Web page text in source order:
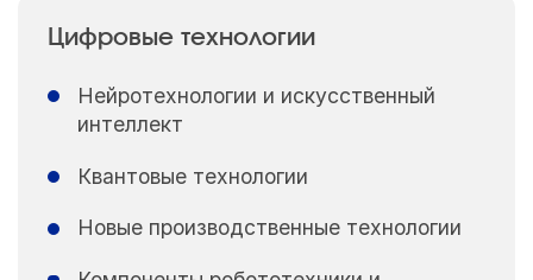
Цифровые технологии
Нейротехнологии и искусственный
интеллект
Квантовые технологии
Новые производственные технологии